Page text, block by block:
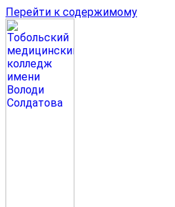
Перейти к содержимому